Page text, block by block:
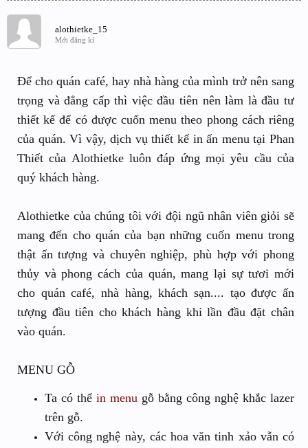
alothietke_15
Mới đăng kí
Để cho quán café, hay nhà hàng của mình trở nên sang
trọng và đẳng cấp thì việc đầu tiên nên làm là đầu tư
thiết kế để có được cuốn menu theo phong cách riêng
của quán. Vì vậy, dịch vụ thiết kế in ấn menu tại Phan
Thiết của Alothietke luôn đáp ứng mọi yêu cầu của
quý khách hàng.
Alothietke của chúng tôi với đội ngũ nhân viên giỏi sẽ
mang đến cho quán của bạn những cuốn menu trong
thật ấn tượng và chuyên nghiệp, phù hợp với phong
thủy và phong cách của quán, mang lại sự tươi mới
cho quán café, nhà hàng, khách sạn.... tạo được ấn
tượng đầu tiên cho khách hàng khi lần đầu đặt chân
vào quán.
MENU GỖ
Ta có thể in menu gỗ bằng công nghệ khắc lazer
trên gỗ.
Với công nghệ này, các hoa văn tinh xảo vẫn có